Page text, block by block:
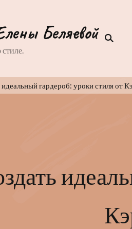
Беляевой
идеальный гардероб: уроки стиля от